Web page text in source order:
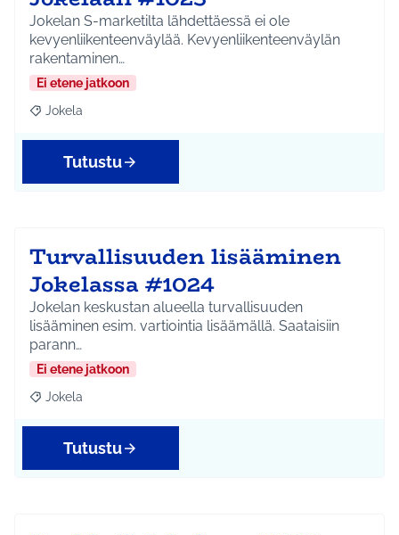
Jokelan S-marketilta lähdettäessä ei ole
kevyenliikenteenväylää. Kevyenliikenteenväylän
rakentaminen…
Ei etene jatkoon
Rajaa tulokset aihepiirin mukaan: Jokela
Jokela
Tutustu
Turvallisuuden lisääminen
Jokelassa #1024
Jokelan keskustan alueella turvallisuuden
lisääminen esim. vartiointia lisäämällä. Saataisiin
parann…
Ei etene jatkoon
Rajaa tulokset aihepiirin mukaan: Jokela
Jokela
Tutustu